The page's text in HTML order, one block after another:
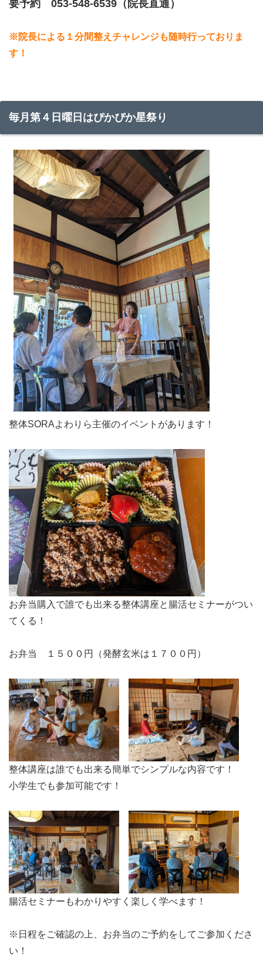
要予約 053-548-6539（院長直通）
※院長による１分間整えチャレンジも随時行っておりま
す！
毎月第４日曜日はぴかぴか星祭り
整体SORAよわりら主催のイベントがあります！
お弁当購入で誰でも出来る整体講座と腸活セミナーがつい
てくる！
お弁当 １５００円（発酵玄米は１７００円）
整体講座は誰でも出来る簡単でシンプルな内容です！
小学生でも参加可能です！
腸活セミナーもわかりやすく楽しく学べます！
※日程をご確認の上、お弁当のご予約をしてご参加くださ
い！